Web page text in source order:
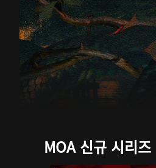
MOA 신규 시리즈